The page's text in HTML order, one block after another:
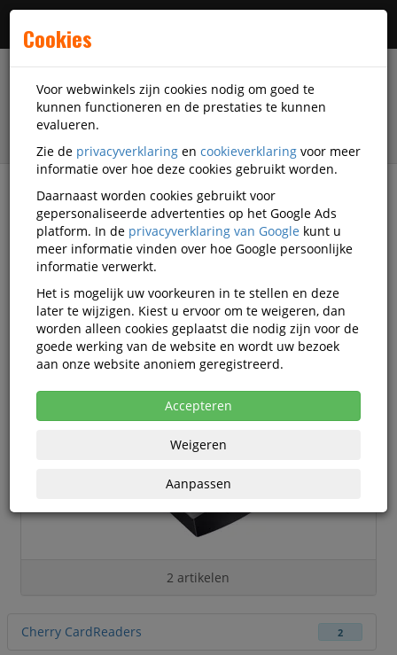
filter
Accessoires Cherry
Cherry accessoires
Cherry Datacommunicatie
2 artikelen
Cherry CardReaders 2
Cookies
Voor webwinkels zijn cookies nodig om goed te
kunnen functioneren en de prestaties te kunnen
evalueren.
Zie de privacyverklaring en cookieverklaring voor meer
informatie over hoe deze cookies gebruikt worden.
Daarnaast worden cookies gebruikt voor
gepersonaliseerde advertenties op het Google Ads
platform. In de privacyverklaring van Google kunt u
meer informatie vinden over hoe Google persoonlijke
informatie verwerkt.
Het is mogelijk uw voorkeuren in te stellen en deze
later te wijzigen. Kiest u ervoor om te weigeren, dan
worden alleen cookies geplaatst die nodig zijn voor de
goede werking van de website en wordt uw bezoek
aan onze website anoniem geregistreerd.
Accepteren
Weigeren
Aanpassen